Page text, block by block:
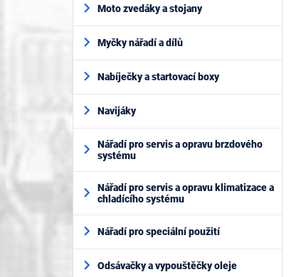
Moto zvedáky a stojany
Myčky nářadí a dílů
Nabíječky a startovací boxy
Navijáky
Nářadí pro servis a opravu brzdového
systému
Nářadí pro servis a opravu klimatizace a
chladícího systému
Nářadí pro speciální použití
Odsávačky a vypouštěčky oleje